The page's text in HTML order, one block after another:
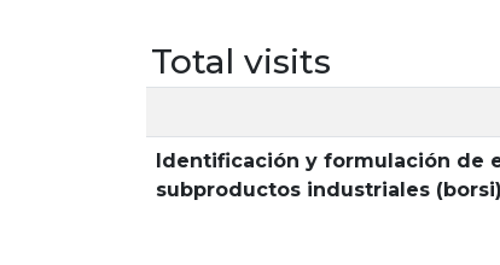
Total visits
Identificación y formulación de
subproductos industriales